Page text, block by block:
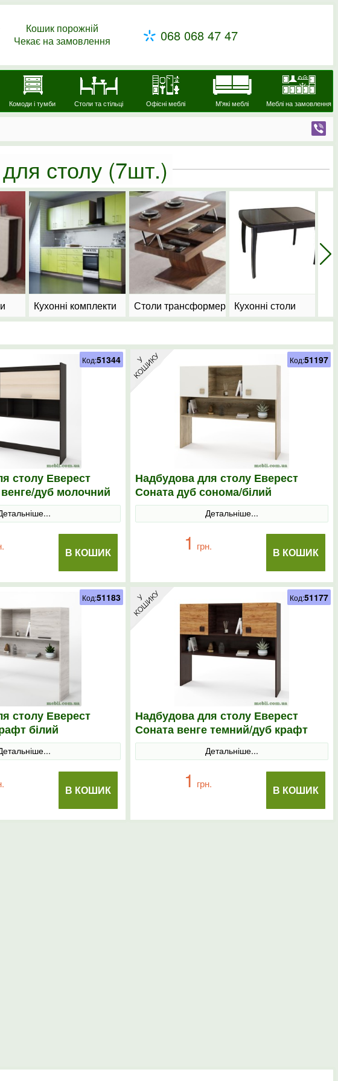
Кошик порожній
Чекає на замовлення
068 068 47 47
Комоди і тумби Столи та стільці Офісні меблі М'які меблі Меблі на замовлення
столу (7шт.)
Кухонні комплекти Столи трансформери Кухонні столи
столу Еверест
дуб молочний
В КОШИК
Код:51344
Надбудова для столу Еверест
Соната дуб сонома/білий
Детальніше...
В КОШИК
1 грн.
Код:51197
столу Еверест
білий
В КОШИК
Код:51183
Надбудова для столу Еверест
Соната венге темний/дуб крафт
золотий
Детальніше...
В КОШИК
1 грн.
Код:51177